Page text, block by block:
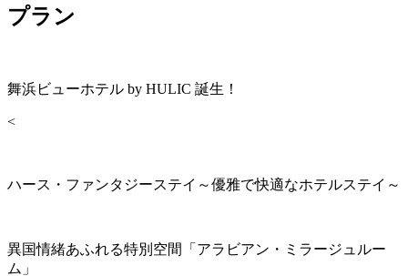
プラン
舞浜ビューホテル by HULIC 誕生！
<
ハース・ファンタジーステイ～優雅で快適なホテルステイ～
異国情緒あふれる特別空間「アラビアン・ミラージュルー
ム」